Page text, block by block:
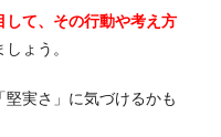
て、その行動や考え方
ょう。
実さ」に気づけるかも